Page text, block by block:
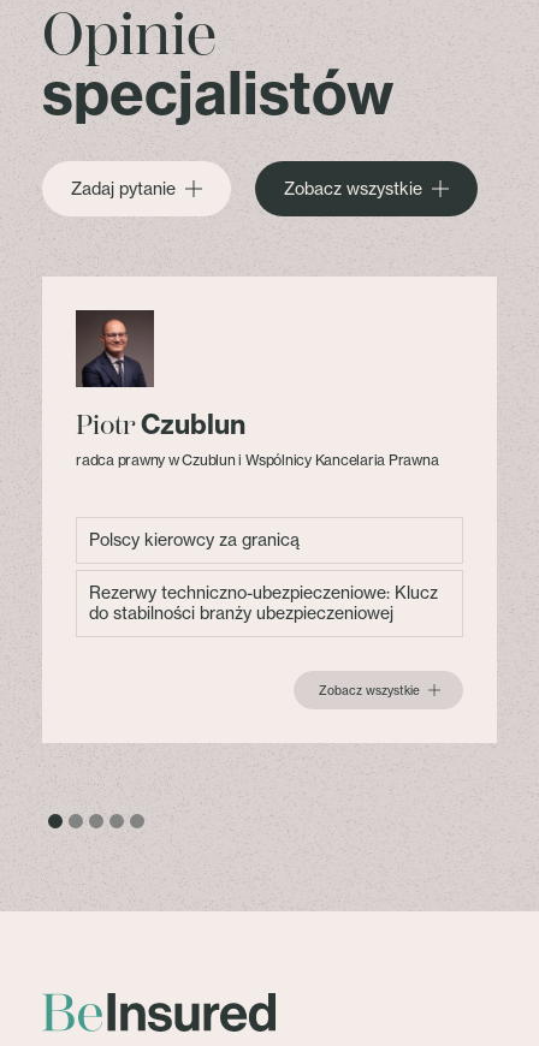
Opinie
specjalistów
Zadaj pytanie Zobacz wszystkie
PiotrCzublun
radca prawny w Czublun i Wspólnicy Kancelaria Prawna
Polscy kierowcy za granicą
Rezerwy techniczno-ubezpieczeniowe: Klucz
do stabilności branży ubezpieczeniowej
Zobacz wszystkie